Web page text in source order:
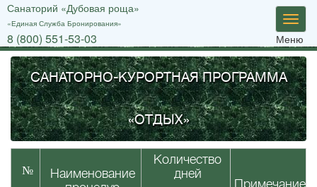
Меню
Меню
Санаторий «Дубовая роща»
«Единая Служба Бронирования»
8 (800) 551-53-03
САНАТОРНО-КУРОРТНАЯ ПРОГРАММА
«ОТДЫХ»
№
Наименование
Количество
дней
Примечание